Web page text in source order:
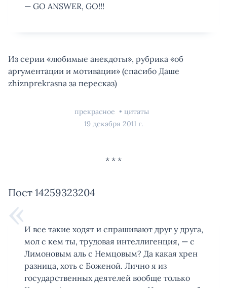
— GO ANSWER, GO!!!
Из серии «любимые анекдоты», рубрика «об
аргументации и мотивации» (спасибо Даше
zhiznprekrasna за пересказ)
прекрасное
цитаты
19 декабря 2011 г.
Пост 14259323204
И все такие ходят и спрашивают друг у друга,
мол с кем ты, трудовая интеллигенция, — с
Лимоновым аль с Немцовым? Да какая хрен
разница, хоть с Боженой. Лично я из
государственных деятелей вообще только